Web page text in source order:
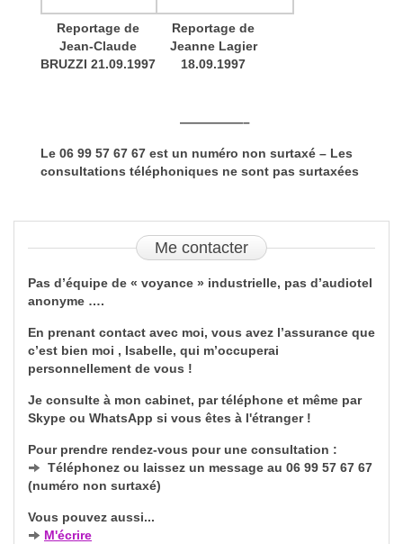
Reportage de
Jean-Claude
BRUZZI 21.09.1997
Reportage de
Jeanne Lagier
18.09.1997
—————–
Le 06 99 57 67 67 est un numéro non surtaxé – Les
consultations téléphoniques ne sont pas surtaxées
Me contacter
Pas d’équipe de « voyance » industrielle, pas d’audiotel
anonyme ….
En prenant contact avec moi, vous avez l’assurance que
c’est bien moi , Isabelle, qui m’occuperai
personnellement de vous !
Je consulte à mon cabinet, par téléphone et même par
Skype ou WhatsApp si vous êtes à l'étranger !
Pour prendre rendez-vous pour une consultation :
Téléphonez ou laissez un message au 06 99 57 67 67
(numéro non surtaxé)
Vous pouvez aussi...
M'écrire